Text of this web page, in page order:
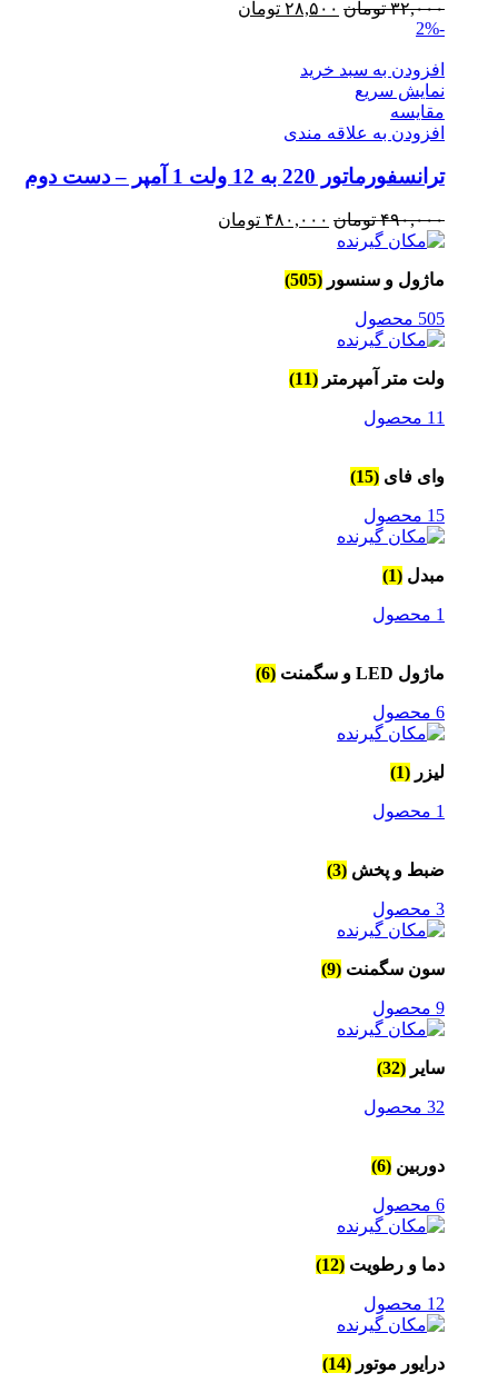
۳۲,۰۰۰ تومان قیمت
بود.
۲۸,۵۰۰ تومان
-2%
افزودن به سبد خرید
نمایش سریع
مقايسه
افزودن به علاقه مندی
ترانسفورماتور 220 به 12 ولت 1 آمپر – دست دوم
۴۹۰,۰۰۰ تومان قیمت
بود.
۴۸۰,۰۰۰ تومان
ماژول و سنسور (505)
505 محصول
ولت متر آمپرمتر (11)
11 محصول
وای فای (15)
15 محصول
مبدل (1)
1 محصول
ماژول LED و سگمنت (6)
6 محصول
لیزر (1)
1 محصول
ضبط و پخش (3)
3 محصول
سون سگمنت (9)
9 محصول
سایر (32)
32 محصول
دوربین (6)
6 محصول
دما و رطویت (12)
12 محصول
درایور موتور (14)